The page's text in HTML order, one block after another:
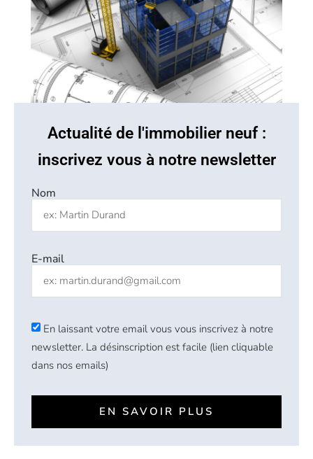
Actualité de l'immobilier neuf :
inscrivez vous à notre newsletter
Nom
E-mail
En laissant votre email vous vous inscrivez à notre
newsletter. La désinscription est facile (lien cliquable
dans nos emails)
EN SAVOIR PLUS